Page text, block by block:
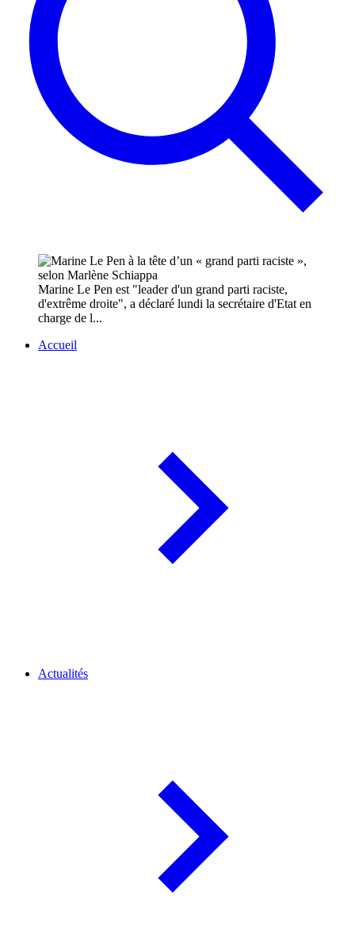
Marine Le Pen est "leader d'un grand parti raciste,
d'extrême droite", a déclaré lundi la secrétaire d'Etat en
charge de l...
Accueil
Actualités